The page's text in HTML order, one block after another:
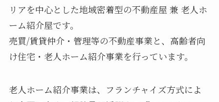
リアを中心とした地域密着型の不動産屋 兼 老人ホ
ーム紹介屋です。
売買/賃貸仲介・管理等の不動産事業と、高齢者向
け住宅・老人ホーム紹介事業を行っています。
老人ホーム紹介事業は、フランチャイズ方式によ